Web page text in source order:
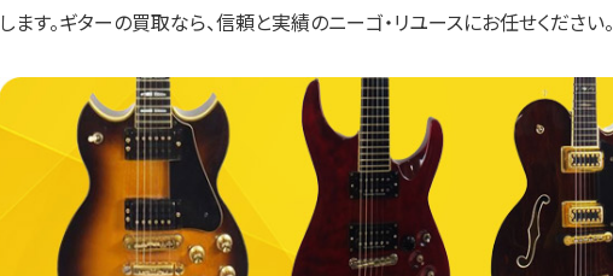
します。ギターの買取なら、信頼と実績のニーゴ・リユースにお任せください。